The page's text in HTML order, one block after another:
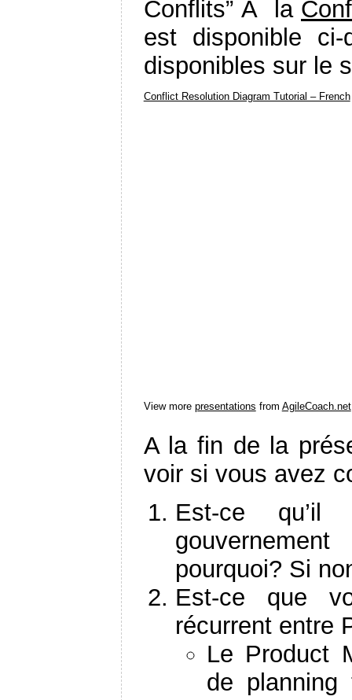
Conflits” Ã la
est disponible ci-
disponibles sur le
Conflict Resolution Diagram Tutorial – French
View more presentations from AgileCoach.net
A la fin de la
voir si vous avez
Est-ce
pourquoi? Si
Est-ce que
récurrent entre
Le Product
de